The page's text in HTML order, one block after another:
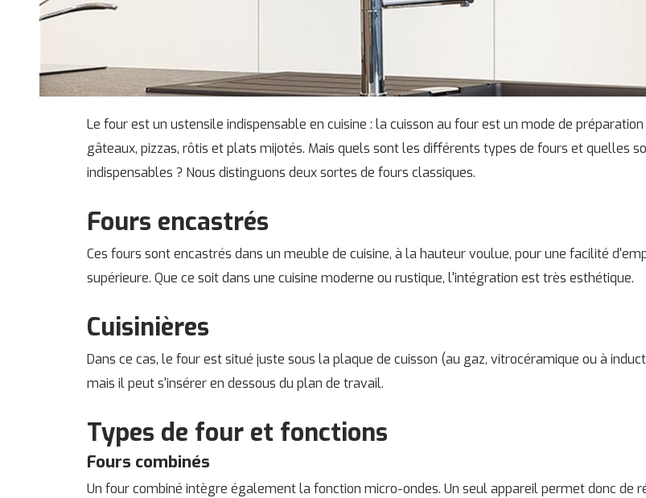
Le four est un ustensile indispensable en cuisine : la cuisson au four est un mode de
gâteaux, pizzas, rôtis et plats mijotés. Mais quels sont les différents types de fours et quelles
indispensables ? Nous distinguons deux sortes de fours classiques.
Fours encastrés
Ces fours sont encastrés dans un meuble de cuisine, à la hauteur voulue, pour une facilité
supérieure. Que ce soit dans une cuisine moderne ou rustique, l'intégration est très esthétique.
Cuisinières
Dans ce cas, le four est situé juste sous la plaque de cuisson (au gaz, vitrocéramique ou à
mais il peut s'insérer en dessous du plan de travail.
Types de four et fonctions
Fours combinés
Un four combiné intègre également la fonction micro-ondes. Un seul appareil permet donc de